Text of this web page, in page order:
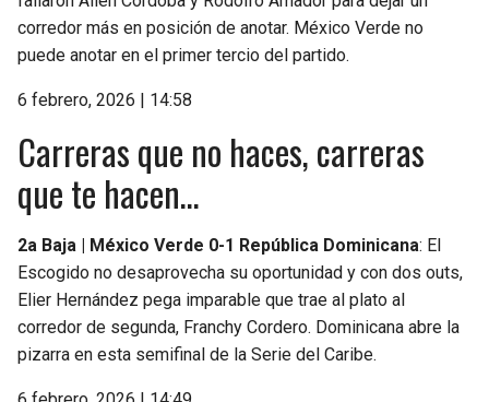
corredor más en posición de anotar. México Verde no
puede anotar en el primer tercio del partido.
6 febrero, 2026 | 14:58
Carreras que no haces, carreras
que te hacen…
2a Baja | México Verde 0-1 República Dominicana: El
Escogido no desaprovecha su oportunidad y con dos outs,
Elier Hernández pega imparable que trae al plato al
corredor de segunda, Franchy Cordero. Dominicana abre la
pizarra en esta semifinal de la Serie del Caribe.